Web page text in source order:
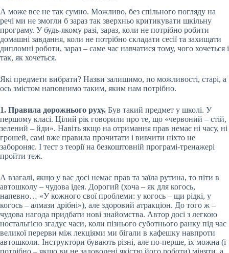
А може все не так сумно. Можливо, без спільного погляду на
речі ми не змогли б зараз так зверхньо критикувати шкільну
програму. Убудь-якому разі, зараз, коли не потрібно робити
домашні завдання, коли не потрібно складати сесії та захищати
дипломні роботи, зараз – саме час навчатися тому, чого хочеться і
так, як хочеться.
Які предмети вибрати? Назви залишимо, по можливості, старі, а
ось змістом наповнимо таким, яким нам потрібно.
1. Правила дорожнього руху. Був такий предмет у школі. У
першому класі. Цілий рік говорили про те, що «червоний – стій,
зелений – йди». Навіть якщо на отримання прав немає ні часу, ні
грошей, самі вже правила прочитати і вивчити ніхто не
забороняє. І тест з теорії на безкоштовній програмі-тренажері
пройти теж.
А взагалі, якщо у вас досі немає прав та заїла рутина, то піти в
автошколу – чудова ідея. Дорогий (хоча – як для когось,
напевно… «У кожного свої проблеми: у когось – щи рідкі, у
когось – алмази дрібні»), але здоровий атракціон. До того ж –
чудова нагода придбати нові знайомства. Автор досі з легкою
ностальгією згадує часи, коли пізнього суботнього ранку під час
великої перерви між лекціями ми бігали в кафешку навпроти
автошколи. Інструктори бувають різні, але по-перше, їх можна (і